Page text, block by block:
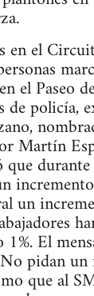
en el
el Paseo
de policía,
Martín
durante
un
El
pidan
que al